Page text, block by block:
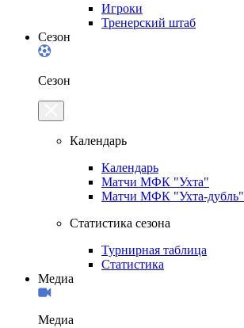
Игроки
Тренерский штаб
Сезон
Сезон
Календарь
Календарь
Матчи МФК "Ухта"
Матчи МФК "Ухта-дубль"
Статистика сезона
Турнирная таблица
Статистика
Медиа
Медиа